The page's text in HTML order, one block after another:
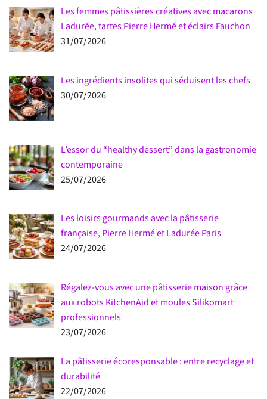
Les femmes pâtissières créatives avec macarons
Ladurée, tartes Pierre Hermé et éclairs Fauchon
31/07/2026
Les ingrédients insolites qui séduisent les chefs
30/07/2026
L’essor du “healthy dessert” dans la gastronomie
contemporaine
25/07/2026
Les loisirs gourmands avec la pâtisserie
française, Pierre Hermé et Ladurée Paris
24/07/2026
Régalez-vous avec une pâtisserie maison grâce
aux robots KitchenAid et moules Silikomart
professionnels
23/07/2026
La pâtisserie écoresponsable : entre recyclage et
durabilité
22/07/2026